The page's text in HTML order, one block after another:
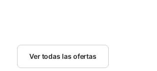
Ver todas las ofertas